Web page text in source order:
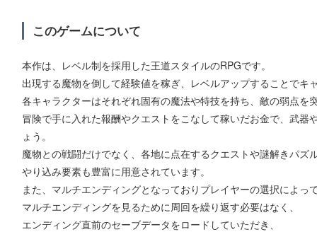
このゲームについて
本作は、レベル制を採用した王道スタイルのRPGです。
出現する魔物を倒して経験値を稼ぎ、レベルアップすることでキ
各キャラクターはそれぞれ固有の魔法や特技を持ち、敵の弱点を
冒険で手に入れた報酬やクエストをこなして稼いだお金で、武
ょう。
魔物との戦闘だけでなく、各地に点在するクエストや謎解きパズ
やり込み要素も豊富に用意されています。
また、マルチエンディングとなっておりプレイヤーの選択によっ
マルチエンディングを見るために周回を繰り返す必要はなく、
エンディング直前のセーブデータをロードしていただき、